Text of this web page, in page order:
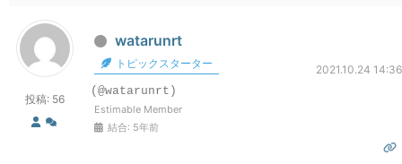
投稿: 56
watarunrt
トピックスターター
2021.10.24 14:36
(@watarunrt)
Estimable Member
結合: 5年前